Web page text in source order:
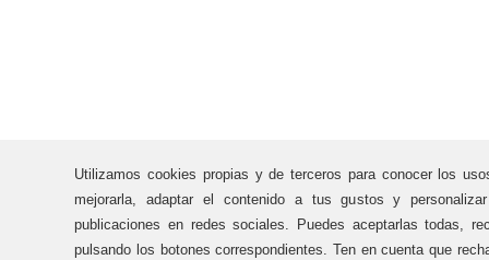
Utilizamos cookies propias y de terceros para conocer los
mejorarla, adaptar el contenido a tus gustos y
publicaciones en redes sociales. Puedes aceptarlas todas,
pulsando los botones correspondientes. Ten en cuenta que